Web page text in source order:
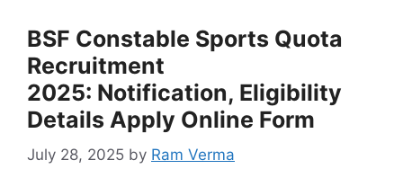
BSF Constable Sports Quota
Recruitment
2025: Notification, Eligibility
Details Apply Online Form
July 28, 2025 by Ram Verma